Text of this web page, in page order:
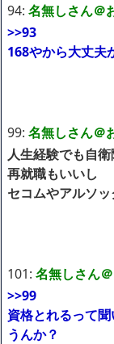
94: 名無しさん＠
>>93
168やから大丈夫
99: 名無しさん＠
人生経験でも自
再就職もいいし
セコムやアルソ
101: 名無しさん
>>99
資格とれるって
うんか？